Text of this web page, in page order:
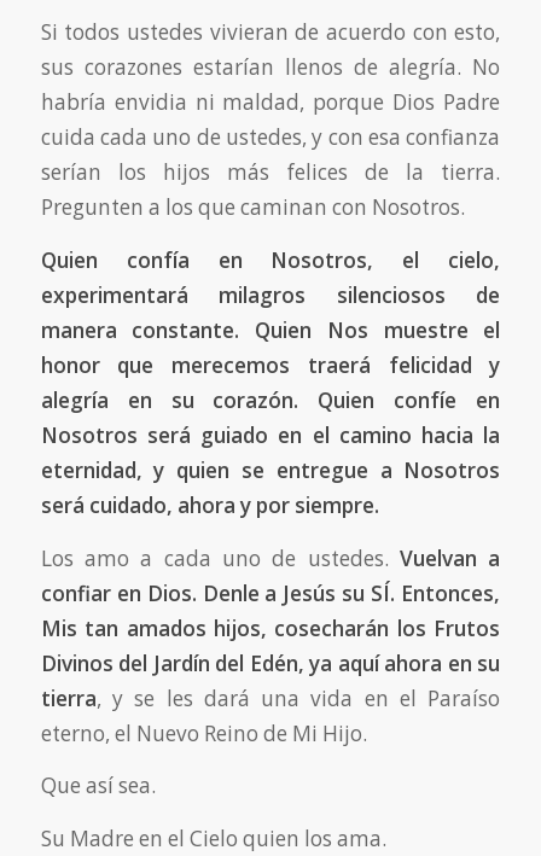
Si todos ustedes vivieran de acuerdo con esto,
sus corazones estarían llenos de alegría. No
habría envidia ni maldad, porque Dios Padre
cuida cada uno de ustedes, y con esa confianza
serían los hijos más felices de la tierra.
Pregunten a los que caminan con Nosotros.
Quien confía en Nosotros, el cielo,
experimentará milagros silenciosos de
manera constante. Quien Nos muestre el
honor que merecemos traerá felicidad y
alegría en su corazón. Quien confíe en
Nosotros será guiado en el camino hacia la
eternidad, y quien se entregue a Nosotros
será cuidado, ahora y por siempre.
Los amo a cada uno de ustedes.Vuelvan a
confiar en Dios. Denle a Jesús su SÍ. Entonces,
Mis tan amados hijos, cosecharán los Frutos
Divinos del Jardín del Edén, ya aquí ahora en su
tierra, y se les dará una vida en el Paraíso
eterno, el Nuevo Reino de Mi Hijo.
Que así sea.
Su Madre en el Cielo quien los ama.